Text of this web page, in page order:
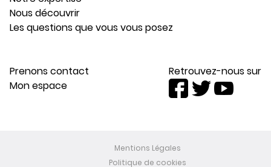
Nous découvrir
Les questions que vous vous posez
Prenons contact
Mon espace
Retrouvez-nous sur
Mentions Légales
Politique de cookies